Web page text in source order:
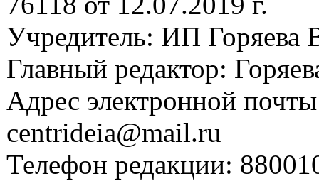
Учредитель: ИП Горяева
Главный редактор:
Адрес электронной
centrideia@mail.ru
Телефон редакции: